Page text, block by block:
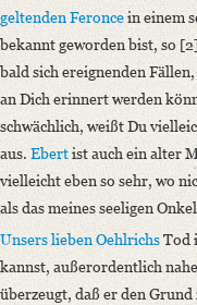
Language
German
geltenden Feroncein einem
bekannt geworden bist, so
bald sich ereignenden
an Dich erinnert werden
schwächlich, weißt Du
aus. Ebertist auch ein alter
vielleicht eben so sehr, wo
als das meines seeligen
Unsers lieben OehlrichsTod
kannst, außerordentlich
überzeugt, daß er den Grund